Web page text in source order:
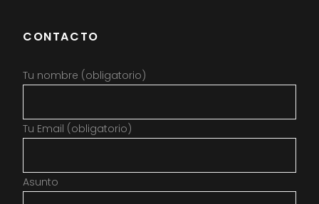
CONTACTO
Tu nombre (obligatorio)
Tu Email (obligatorio)
Asunto